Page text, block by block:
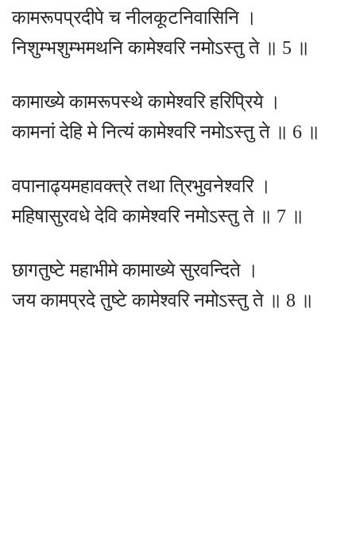
कामरूपप्रदीपे च नीलकूटनिवासिनि ।
निशुम्भशुम्भमथनि कामेश्वरि नमोऽस्तु ते ॥ 5 ॥
कामाख्ये कामरूपस्थे कामेश्वरि हरिप्रिये ।
कामनां देहि मे नित्यं कामेश्वरि नमोऽस्तु ते ॥ 6 ॥
वपानाढ्यमहावक्त्रे तथा त्रिभुवनेश्वरि ।
महिषासुरवधे देवि कामेश्वरि नमोऽस्तु ते ॥ 7 ॥
छागतुष्टे महाभीमे कामाख्ये सुरवन्दिते ।
जय कामप्रदे तुष्टे कामेश्वरि नमोऽस्तु ते ॥ 8 ॥